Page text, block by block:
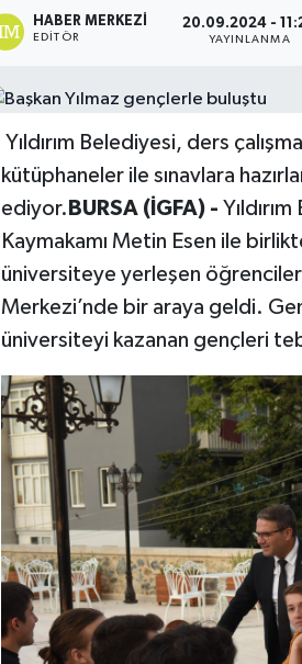
HABER MERKEZI
EDITÖR
20.09.2024 -
YAYINLANMA
Yıldırım Belediyesi, ders
kütüphaneler ile sınavlara
ediyor. BURSA (İGFA) -
Kaymakamı Metin Esen ile
üniversiteye yerleşen
Merkezi’nde bir araya geldi.
üniversiteyi kazanan gençleri